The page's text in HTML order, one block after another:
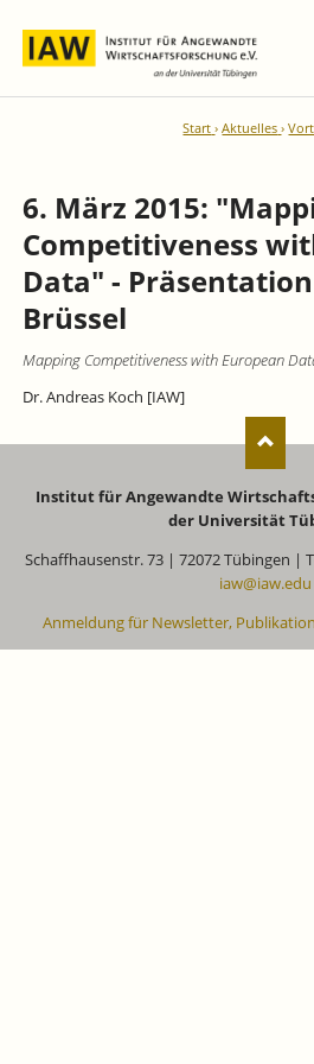
Start Aktuelles
6. März 2015:
Competitiveness
Data" -
Brüssel
Mapping Competitiveness with European
Dr. Andreas Koch [IAW]
Institut für Angewandte
der Universität
Schaffhausenstr. 73 | 72072 Tübingen |
iaw@iaw.edu
Anmeldung für Newsletter,